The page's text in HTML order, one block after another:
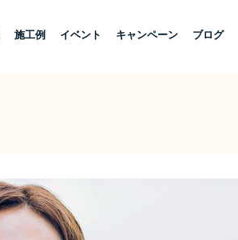
施工例 イベント キャンペーン ブログ